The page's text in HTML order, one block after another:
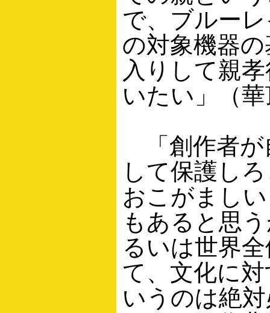
で、ブルー
の対象機器
入りして親
いたい」（
「創作者が
して保護し
おこがまし
もあると思
るいは世界
て、文化に
いうのは絶